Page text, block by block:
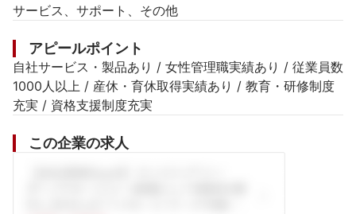
サービス、サポート、その他
アピールポイント
自社サービス・製品あり / 女性管理職実績あり / 従業員数
1000人以上 / 産休・育休取得実績あり / 教育・研修制度
充実 / 資格支援制度充実
この企業の求人